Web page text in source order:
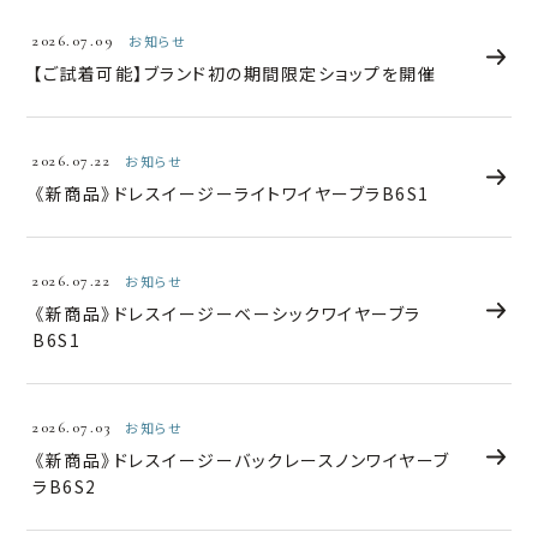
2026.07.09 お知らせ
【ご試着可能】ブランド初の期間限定ショップを開催
2026.07.22 お知らせ
《新商品》ドレスイージーライトワイヤーブラB6S1
2026.07.22 お知らせ
《新商品》ドレスイージーベーシックワイヤーブラ
B6S1
2026.07.03 お知らせ
《新商品》ドレスイージーバックレースノンワイヤーブ
ラB6S2